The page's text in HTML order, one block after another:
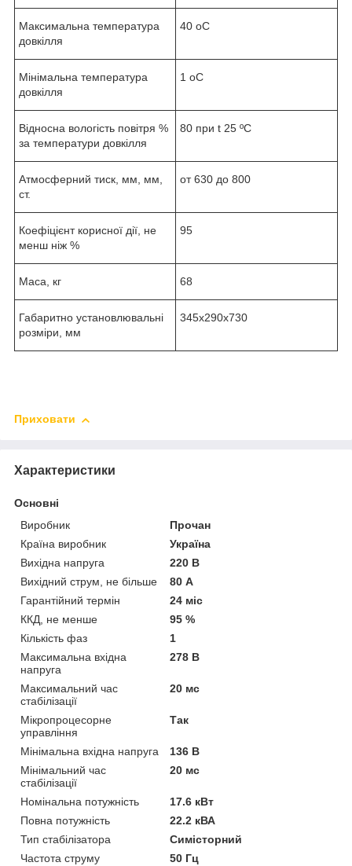
Максимальна температура
довкілля
40 oС
Мінімальна температура
довкілля
1 oС
Відносна вологість повітря %
за температури довкілля
80 при t 25 ºС
Атмосферний тиск, мм, мм,
ст.
от 630 до 800
Коефіцієнт корисної дії, не
менш ніж %
95
Маса, кг 68
Габаритно установлювальні
розміри, мм
345х290х730
Приховати
Характеристики
Основні
Виробник
Прочан
Країна виробник
Україна
Вихідна напруга
220 В
Вихідний струм, не більше
80 А
Гарантійний термін
24 міс
ККД, не менше
95 %
Кількість фаз
1
Максимальна вхідна
напруга
278 В
Максимальний час
стабілізації
20 мс
Мікропроцесорне
управління
Так
Мінімальна вхідна напруга
136 В
Мінімальний час
стабілізації
20 мс
Номінальна потужність
17.6 кВт
Повна потужність
22.2 кВА
Тип стабілізатора
Симісторний
Частота струму
50 Гц